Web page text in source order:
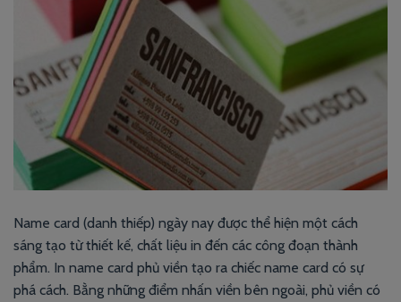
Name card (danh thiếp) ngày nay được thể hiện một cách
sáng tạo từ thiết kế, chất liệu in đến các công đoạn thành
phẩm. In name card phủ viền tạo ra chiếc name card có sự
phá cách. Bằng những điểm nhấn viền bên ngoài, phủ viền có